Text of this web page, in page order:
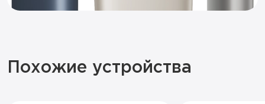
Похожие устройства